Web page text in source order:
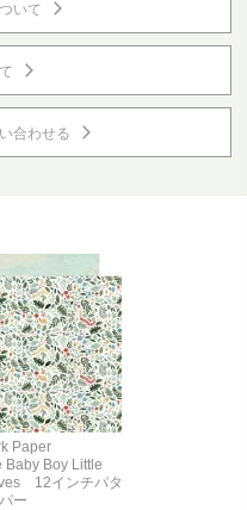
いて
合わせる
Paper
Baby Boy Little
12インチパタ
ー